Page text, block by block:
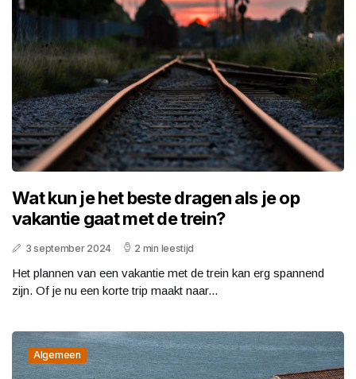
Wat kun je het beste dragen als je op
vakantie gaat met de trein?
3 september 2024 2 min leestijd
Het plannen van een vakantie met de trein kan erg spannend
zijn. Of je nu een korte trip maakt naar...
Algemeen